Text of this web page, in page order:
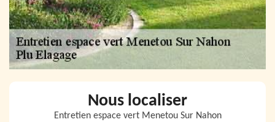
Nous localiser
Entretien espace vert Menetou Sur Nahon